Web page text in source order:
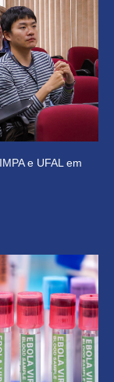
e UFAL em